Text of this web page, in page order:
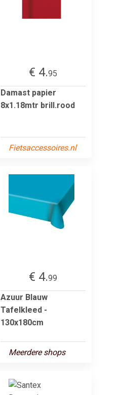
€ 4.95
Damast papier
8x1.18mtr brill.rood
Fietsaccessoires.nl
€ 4.99
Azuur Blauw
Tafelkleed -
130x180cm
Meerdere shops